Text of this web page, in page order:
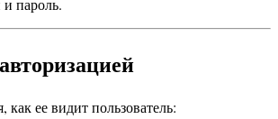
пароль.
ее видит пользователь: